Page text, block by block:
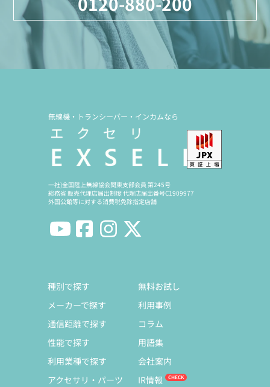
無線機・トランシーバー・インカムなら
一社)全国陸上無線協会関東支部会員 第245号
総務省 販売代理店届出制度 代理店届出番号C1909977
外国公館等に対する消費税免除指定店舗
種別で探す
メーカーで探す
通信距離で探す
性能で探す
利用業種で探す
アクセサリ・パーツ
無料お試し
利用事例
コラム
用語集
会社案内
IR情報